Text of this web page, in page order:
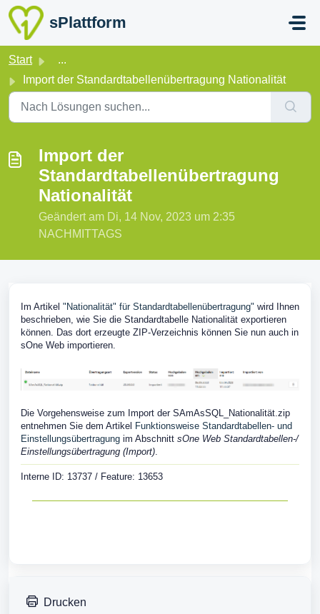
Zum hauptsächlichen Inhalt gehen
sPlattform
Start
...
Import der Standardtabellenübertragung Nationalität
Import der
Standardtabellenübertragung
Nationalität
Geändert am Di, 14 Nov, 2023 um 2:35
NACHMITTAGS
Im Artikel "Nationalität" für Standardtabellenübertragung" wird Ihnen
beschrieben, wie Sie die Standardtabelle Nationalität exportieren
können. Das dort erzeugte ZIP-Verzeichnis können Sie nun auch in
sOne Web importieren.
Die Vorgehensweise zum Import der SAmAsSQL_Nationalität.zip
entnehmen Sie dem Artikel Funktionsweise Standardtabellen- und
Einstellungsübertragung im Abschnitt sOne Web Standardtabellen-/
Einstellungsübertragung (Import).
Interne ID: 13737 / Feature: 13653
Drucken